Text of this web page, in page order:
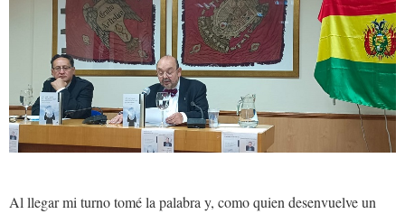
Al llegar mi turno tomé la palabra y, como quien desenvuelve un